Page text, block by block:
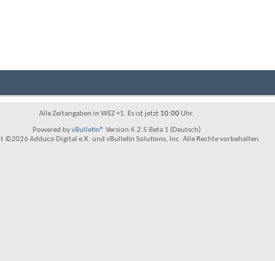
Alle Zeitangaben in WEZ +1. Es ist jetzt 10:00Uhr.
Powered byvBulletin® Version 4.2.5 Beta 1 (Deutsch)
©2026 Adduco Digital e.K. und vBulletin Solutions, Inc. Alle Rechte vorbehalten.